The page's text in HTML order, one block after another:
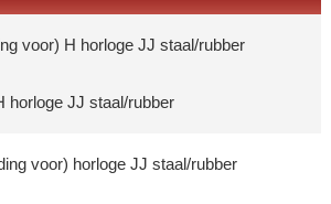
horloge JJ staal/rubber